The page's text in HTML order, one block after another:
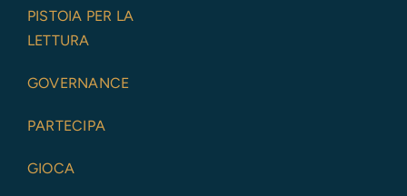
PISTOIA PER LA
LETTURA
GOVERNANCE
PARTECIPA
GIOCA